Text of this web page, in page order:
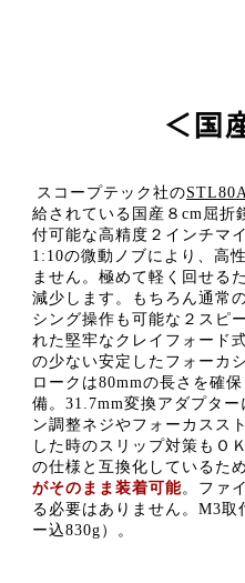
スコープテック社の
給されている国産８cm屈折
付可能な高精度２インチマ
1:10の微動ノブにより、高
ません。極めて軽く回せる
減少します。もちろん通常
シング操作も可能な２スピ
れた堅牢なクレイフォード
の少ない安定したフォーカ
ロークは80mmの長さを確
備。31.7mm変換アダプタ
ン調整ネジやフォーカスス
した時のスリップ対策もＯ
の仕様と互換化しているため
がそのまま装着可能。ファ
る必要はありません。M3
ー込830g）。